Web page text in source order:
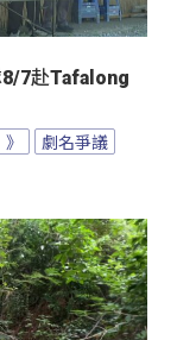
8/7赴Tafalong
劇名爭議